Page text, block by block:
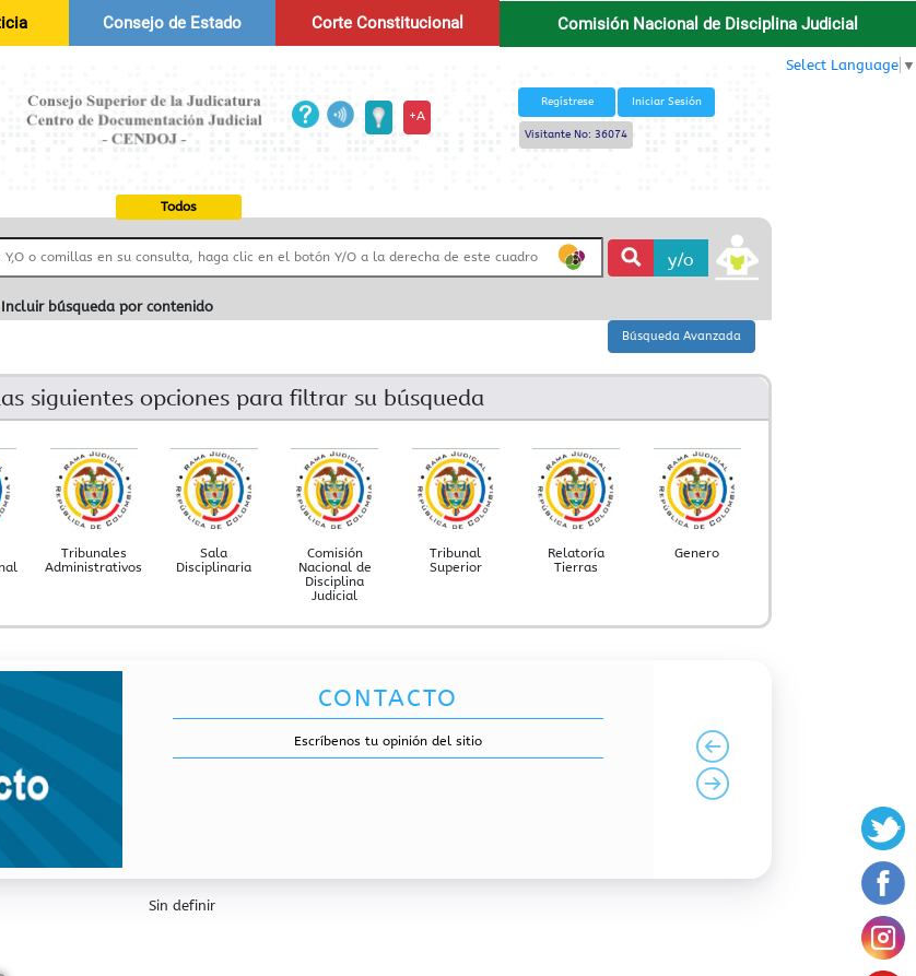
Consejo de Estado Corte Constitucional Comisión Nacional de Disciplina Judicial
Select Language ▼
+A
Regístrese Iniciar Sesión
Visitante No: 36074
Todos
y/o
Incluir búsqueda por contenido
siguientes opciones para filtrar su búsqueda
Tribunales
Administrativos
Sala
Disciplinaria
Comisión
Nacional de
Disciplina
Judicial
Tribunal
Superior
Relatoría
Tierras
Genero
CONTACTO
Escríbenos tu opinión del sitio
Sin definir